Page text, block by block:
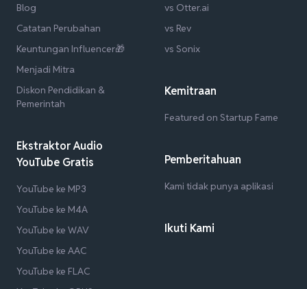
Blog
Catatan Perubahan
Keuntungan Influencer🎁
Menjadi Mitra
Diskon Pendidikan &
Pemerintah
Ekstraktor Audio
YouTube Gratis
YouTube ke MP3
YouTube ke M4A
YouTube ke WAV
YouTube ke AAC
YouTube ke FLAC
vs Otter.ai
vs Rev
vs Sonix
Kemitraan
Featured on Startup Fame
Pemberitahuan
Kami tidak punya aplikasi
Ikuti Kami